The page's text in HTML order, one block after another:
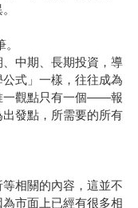
中期、長期投資，導
式」一樣，往往成為
一觀點只有一個——報
發點，所需要的所有
相關的內容，這並不
市面上已經有很多相